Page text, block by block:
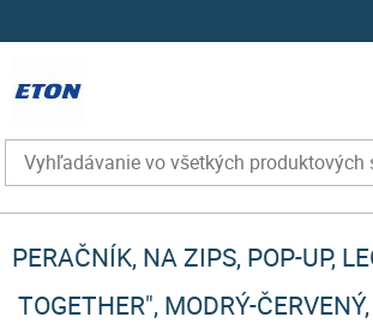
PERAČNÍK, NA ZIPS, POP-UP,
TOGETHER", MODRÝ-